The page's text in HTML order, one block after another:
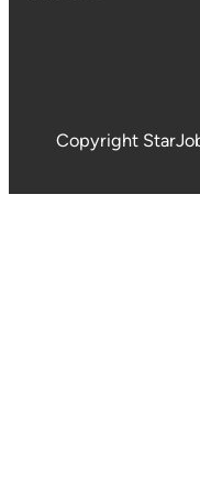
Copyright